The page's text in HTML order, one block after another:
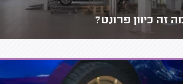
זה כיוון פרונט?